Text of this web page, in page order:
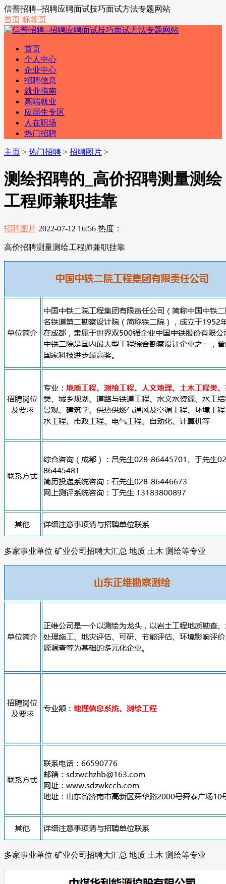
信普招聘--招聘应聘面试技巧面试方法专题网站
首页 标签页
首页
个人中心
企业中心
招聘信息
就业指南
高端就业
应届生专区
人在职场
热门招聘
主页 > 热门招聘 > 招聘图片 >
测绘招聘的_高价招聘测量测绘
工程师兼职挂靠
招聘图片 2022-07-12 16:56 热度：
高价招聘测量测绘工程师兼职挂靠
多家事业单位 矿业公司招聘大汇总 地质 土木 测绘等专业
多家事业单位 矿业公司招聘大汇总 地质 土木 测绘等专业